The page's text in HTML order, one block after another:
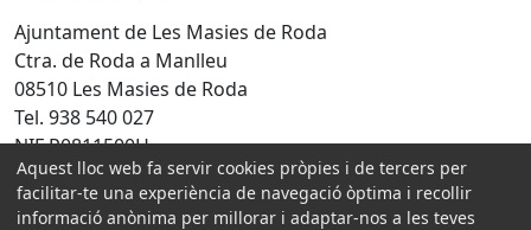
Ajuntament de Les Masies de Roda
Ctra. de Roda a Manlleu
08510 Les Masies de Roda
Tel. 938 540 027
NIF P0811500H
Amb la col·laboració de:
Aquest lloc web fa servir cookies pròpies i de tercers per
facilitar-te una experiència de navegació òptima i recollir
informació anònima per millorar i adaptar-nos a les teves